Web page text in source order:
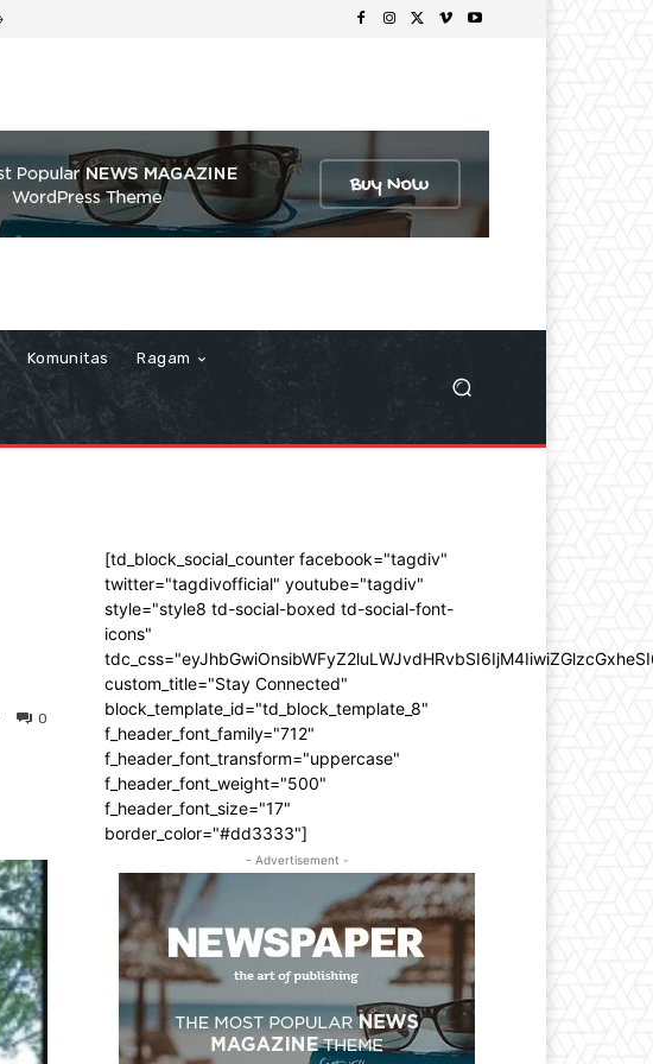
Komunitas Ragam
0
[td_block_social_counter facebook="tagdiv"
twitter="tagdivofficial" youtube="tagdiv"
style="style8 td-social-boxed td-social-font-
icons"
custom_title="Stay Connected"
block_template_id="td_block_template_8"
f_header_font_family="712"
f_header_font_transform="uppercase"
f_header_font_weight="500"
f_header_font_size="17"
border_color="#dd3333"]
- Advertisement -